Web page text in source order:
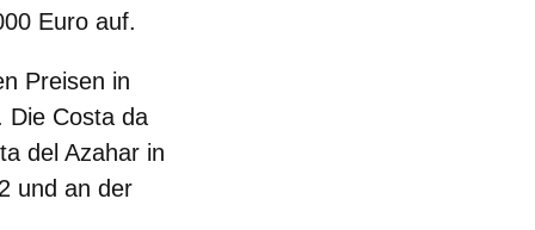
Euro auf.
Preisen in
Die Costa da
del Azahar in
und an der